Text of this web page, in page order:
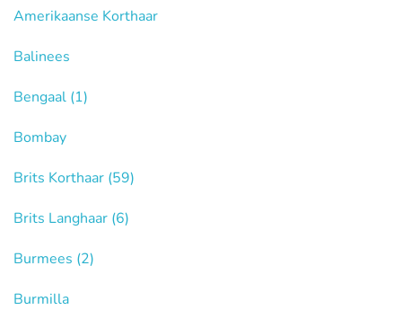
Amerikaanse Korthaar
Balinees
Bengaal (1)
Bombay
Brits Korthaar (59)
Brits Langhaar (6)
Burmees (2)
Burmilla